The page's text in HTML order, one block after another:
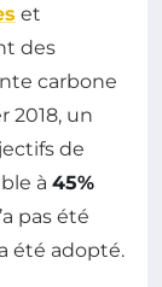
et
des
carbone
2018, un
de
à 45%
pas été
été adopté.